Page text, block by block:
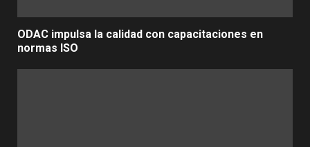
ODAC impulsa la calidad con capacitaciones en
normas ISO